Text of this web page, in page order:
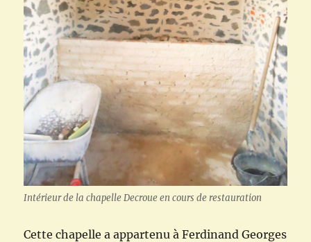
Intérieur de la chapelle Decroue en cours de restauration
Cette chapelle a appartenu à Ferdinand Georges